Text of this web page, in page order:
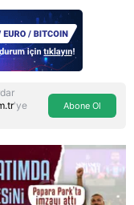
'ye
Abone Ol